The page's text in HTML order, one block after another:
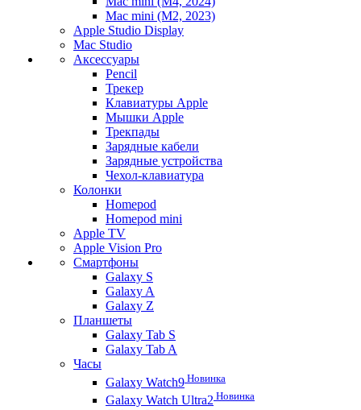
Mac mini (M2, 2023)
Apple Studio Display
Mac Studio
Аксессуары
Pencil
Трекер
Клавиатуры Apple
Мышки Apple
Трекпады
Зарядные кабели
Зарядные устройства
Чехол-клавиатура
Колонки
Homepod
Homepod mini
Apple TV
Apple Vision Pro
Смартфоны
Galaxy S
Galaxy A
Galaxy Z
Планшеты
Galaxy Tab S
Galaxy Tab A
Часы
Galaxy Watch9 Новинка
Galaxy Watch Ultra2 Новинка